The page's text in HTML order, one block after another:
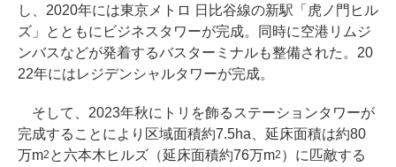
し、2020年には東京メトロ 日比谷線の新駅「虎ノ門ヒル
ズ」とともにビジネスタワーが完成。同時に空港リムジ
ンバスなどが発着するバスターミナルも整備された。20
22年にはレジデンシャルタワーが完成。
そして、2023年秋にトリを飾るステーションタワーが
完成することにより区域面積約7.5ha、延床面積は約80
万m2 と六本木ヒルズ（延床面積約76万m2 ）に匹敵する